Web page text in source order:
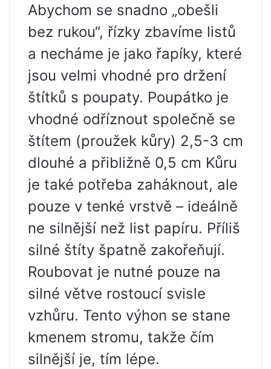
Abychom se snadno „obešli
bez rukou“, řízky zbavíme listů
a necháme je jako řapíky, které
jsou velmi vhodné pro držení
štítků s poupaty. Poupátko je
vhodné odříznout společně se
štítem (proužek kůry) 2,5-3 cm
dlouhé a přibližně 0,5 cm Kůru
je také potřeba zaháknout, ale
pouze v tenké vrstvě – ideálně
ne silnější než list papíru. Příliš
silné štíty špatně zakořeňují.
Roubovat je nutné pouze na
silné větve rostoucí svisle
vzhůru. Tento výhon se stane
kmenem stromu, takže čím
silnější je, tím lépe.